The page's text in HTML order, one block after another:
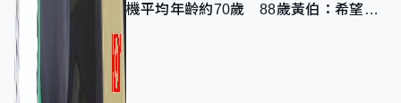
機平均年齡約70歲 88歲黃伯：希望一